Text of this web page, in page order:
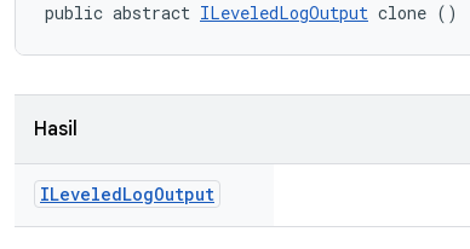
public abstract ILeveledLogOutput clone ()
Hasil
ILeveledLogOutput